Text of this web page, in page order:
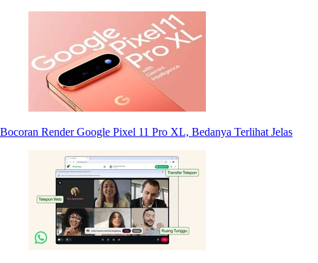
Bocoran Render Google Pixel 11 Pro XL, Bedanya Terlihat Jelas